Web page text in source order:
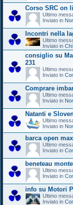
Corso SRC on
Ultimo
Inviato in
Incontri nella
Ultimo
Inviato in
consiglio su
231
Ultimo
Inviato in
Comprare
Ultimo
Inviato in
Natanti e
Ultimo
Inviato in
barca open
Ultimo
Inviato in
beneteau
Ultimo
Inviato in
info su Motori
Ultimo
Inviato in